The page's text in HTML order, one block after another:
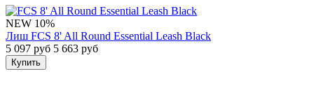
NEW 10%
Лиш FCS 8' All Round Essential Leash Black
5 097 руб 5 663 руб
Купить